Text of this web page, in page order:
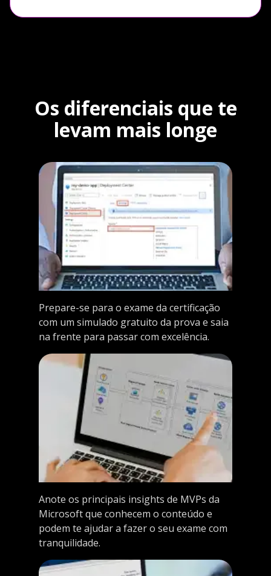
Os diferenciais que te
levam mais longe
Prepare-se para o exame da certificação
com um simulado gratuito da prova e saia
na frente para passar com excelência.
Anote os principais insights de MVPs da
Microsoft que conhecem o conteúdo e
podem te ajudar a fazer o seu exame com
tranquilidade.